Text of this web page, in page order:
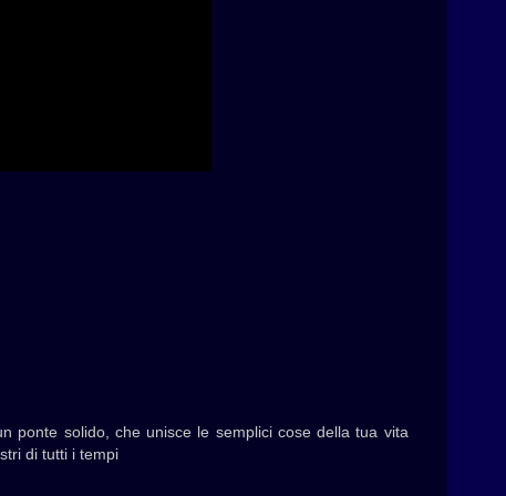
ponte solido, che unisce le semplici cose della tua vita
di tutti i tempi